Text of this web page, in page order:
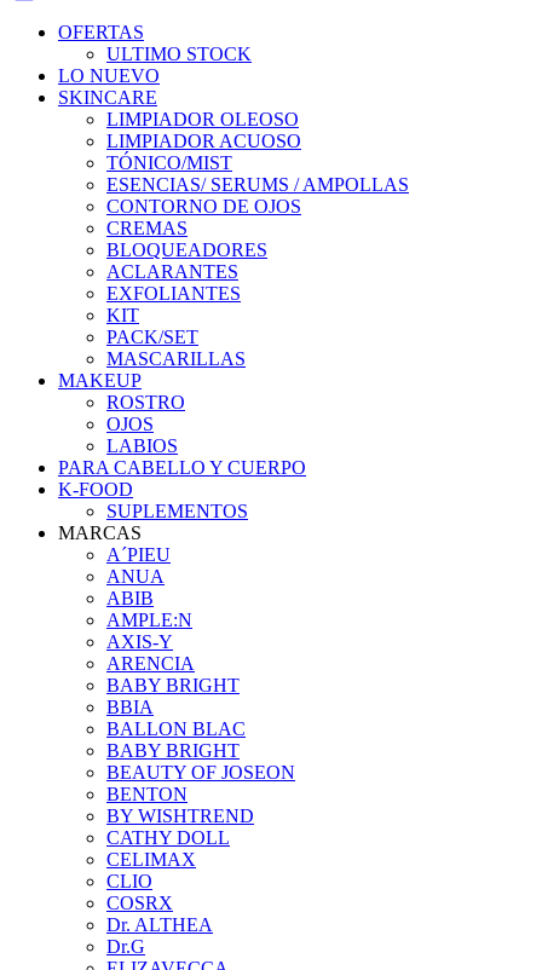
OFERTAS
ULTIMO STOCK
LO NUEVO
SKINCARE
LIMPIADOR OLEOSO
LIMPIADOR ACUOSO
TÓNICO/MIST
ESENCIAS/ SERUMS / AMPOLLAS
CONTORNO DE OJOS
CREMAS
BLOQUEADORES
ACLARANTES
EXFOLIANTES
KIT
PACK/SET
MASCARILLAS
MAKEUP
ROSTRO
OJOS
LABIOS
PARA CABELLO Y CUERPO
K-FOOD
SUPLEMENTOS
MARCAS
A´PIEU
ANUA
ABIB
AMPLE:N
AXIS-Y
ARENCIA
BABY BRIGHT
BBIA
BALLON BLAC
BABY BRIGHT
BEAUTY OF JOSEON
BENTON
BY WISHTREND
CATHY DOLL
CELIMAX
CLIO
COSRX
Dr. ALTHEA
Dr.G